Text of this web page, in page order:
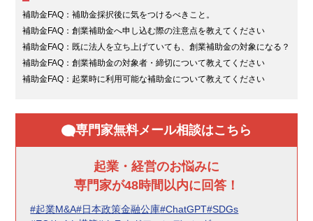
補助金FAQ：補助金採択後に気をつけるべきこと。
補助金FAQ：創業補助金へ申し込む際の注意点を教えてください
補助金FAQ：既に法人を立ち上げていても、創業補助金の対象になる？
補助金FAQ：創業補助金の対象者・締切について教えてください
補助金FAQ：起業時に利用可能な補助金について教えてください
専門家無料メール相談はこちら
起業・経営のお悩みに
専門家が48時間以内に回答！
#起業M&A#日本政策金融公庫#ChatGPT#SDGs